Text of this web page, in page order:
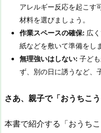
アレルギー反応を起こす
材料を選びましょう。
作業スペースの確保: 広
紙などを敷いて準備をし
無理強いはしない: 子ど
ず、別の日に誘うなど、
さあ、親子で「おうちこ
本書で紹介する「おうち